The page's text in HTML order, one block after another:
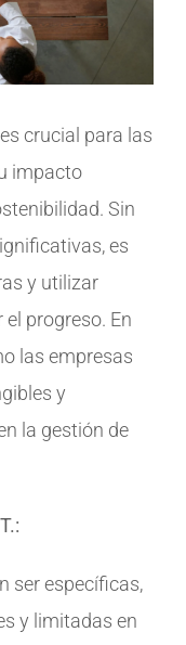
crucial para las
impacto
Sin
es
y utilizar
progreso. En
las empresas
y
la gestión de
ser específicas,
y limitadas en